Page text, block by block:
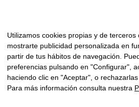
Utilizamos cookies propias y de
mostrarte publicidad personalizada en
partir de tus hábitos de navegación.
preferencias pulsando en "Configurar",
haciendo clic en "Aceptar", o
Para más información consulta nuestra